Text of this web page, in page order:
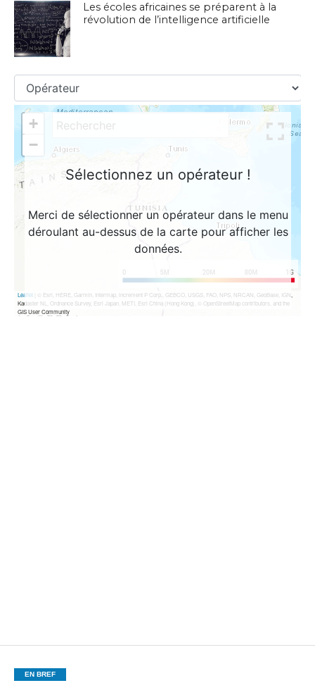
Les écoles africaines se préparent à la
révolution de l’intelligence artificielle
EN BREF